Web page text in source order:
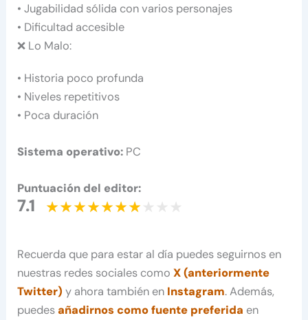
• Jugabilidad sólida con varios personajes
• Dificultad accesible
❌ Lo Malo:
• Historia poco profunda
• Niveles repetitivos
• Poca duración
Sistema operativo: PC
Puntuación del editor:
7.1
Recuerda que para estar al día puedes seguirnos en
nuestras redes sociales comoX (anteriormente
Twitter) y ahora también en Instagram. Además,
puedesañadirnos como fuente preferida en